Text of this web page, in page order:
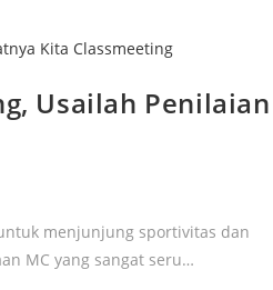
Usailah Penilaian
menjunjung sportivitas dan
MC yang sangat seru…